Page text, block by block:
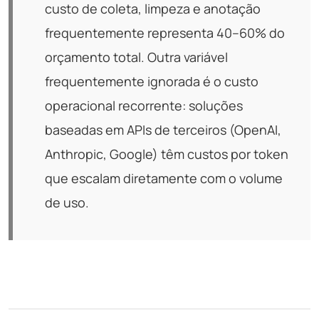
custo de coleta, limpeza e anotação
frequentemente representa 40–60% do
orçamento total. Outra variável
frequentemente ignorada é o custo
operacional recorrente: soluções
baseadas em APIs de terceiros (OpenAI,
Anthropic, Google) têm custos por token
que escalam diretamente com o volume
de uso.